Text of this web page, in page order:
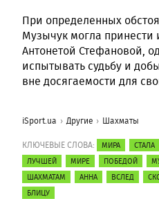
При определенных
Музычук могла принести
Антонетой Стефановой,
испытывать судьбу и
вне досягаемости для
iSport.ua Другие Шахматы
КЛЮЧЕВЫЕ СЛОВА: МИРА СТАЛА
ЛУЧШЕЙ
МИРЕ ПОБЕДОЙ
ШАХМАТАМ
АННА ВСЛЕД
БЛИЦУ